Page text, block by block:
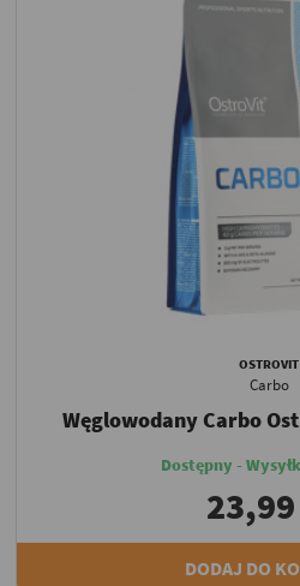
OSTROVIT
Carbo
Węglowodany Carbo
Dostępny -
23,99
DODAJ DO